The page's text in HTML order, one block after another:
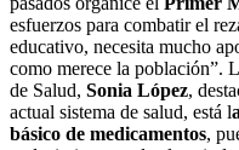
esfuerzos para combatir el
educativo, necesita mucho
como merece la población”.
de Salud, Sonia López,
actual sistema de salud, está l
básico de medicamentos,